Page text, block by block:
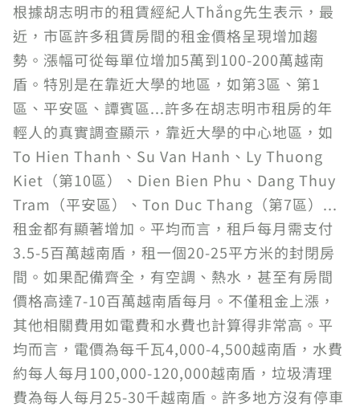
根據胡志明市的租賃經紀人Thắng先生表示，最
近，市區許多租賃房間的租金價格呈現增加趨
勢。漲幅可從每單位增加5萬到100-200萬越南
盾。特別是在靠近大學的地區，如第3區、第1
區、平安區、譚賓區...許多在胡志明市租房的年
輕人的真實調查顯示，靠近大學的中心地區，如
To Hien Thanh、Su Van Hanh、Ly Thuong
Kiet（第10區）、Dien Bien Phu、Dang Thuy
Tram（平安區）、Ton Duc Thang（第7區）...
租金都有顯著增加。平均而言，租戶每月需支付
3.5-5百萬越南盾，租一個20-25平方米的封閉房
間。如果配備齊全，有空調、熱水，甚至有房間
價格高達7-10百萬越南盾每月。不僅租金上漲，
其他相關費用如電費和水費也計算得非常高。平
均而言，電價為每千瓦4,000-4,500越南盾，水費
約每人每月100,000-120,000越南盾，垃圾清理
費為每人每月25-30千越南盾。許多地方沒有停車